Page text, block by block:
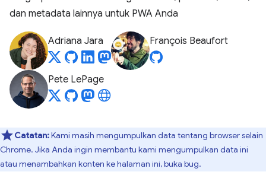
dan metadata lainnya untuk PWA Anda
Adriana Jara François Beaufort
Pete LePage
Catatan:Kami masih mengumpulkan data tentang browser selain
Chrome. Jika Anda ingin membantu kami mengumpulkan data ini
atau menambahkan konten ke halaman ini, buka bug.